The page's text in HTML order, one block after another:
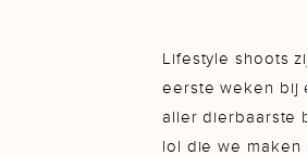
Lifestyle shoots
eerste weken bij
aller dierbaarste
lol die we